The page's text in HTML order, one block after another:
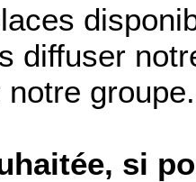
diffuser
groupe.
si